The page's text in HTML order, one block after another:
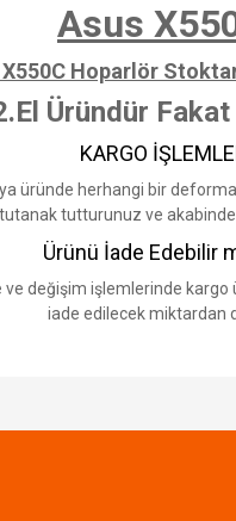
Asus
Hoparlör
Üründür Fakat
KARGO
üründe herhangi bir
tutturunuz ve akabinde
Ürünü İade Edebilir
değişim işlemlerinde
iade edilecek miktardan